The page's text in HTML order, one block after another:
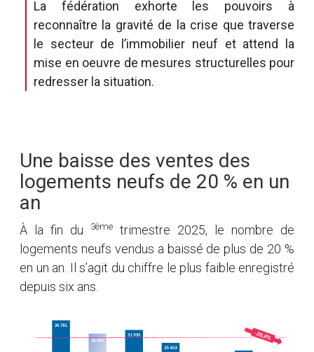
La fédération exhorte les pouvoirs à
reconnaître la gravité de la crise que traverse
le secteur de l’immobilier neuf et attend la
mise en oeuvre de mesures structurelles pour
redresser la situation.
Une baisse des ventes des
logements neufs de 20 % en un
an
À la fin du 3ème
trimestre 2025, le nombre de
logements neufs vendus a baissé de plus de 20 %
en un an. Il s’agit du chiffre le plus faible enregistré
depuis six ans.